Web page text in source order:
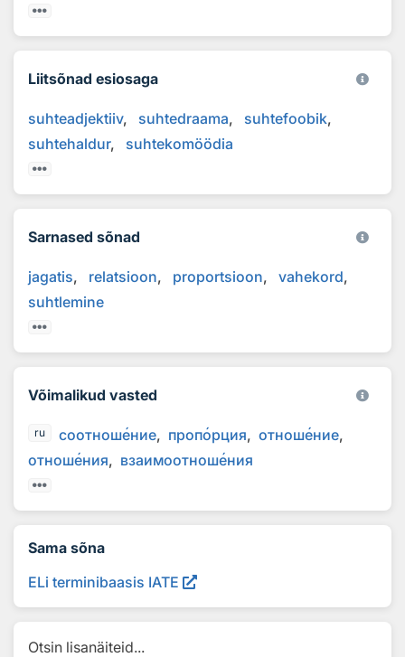
Liitsõnad esiosaga
suhteadjektiiv suhtedraama
suhtefoobik
suhtehaldur
suhtekomöödia
Sarnased sõnad
jagatis relatsioon proportsioon
vahekord
suhtlemine
Võimalikud vasted
ru соотношение пропорция отношение
отношения взаимоотношения
Sama sõna
ELi terminibaasis IATE
Otsin lisanäiteid...